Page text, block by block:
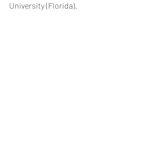
University (Florida).